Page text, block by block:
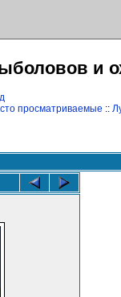
и
просматриваемые ::